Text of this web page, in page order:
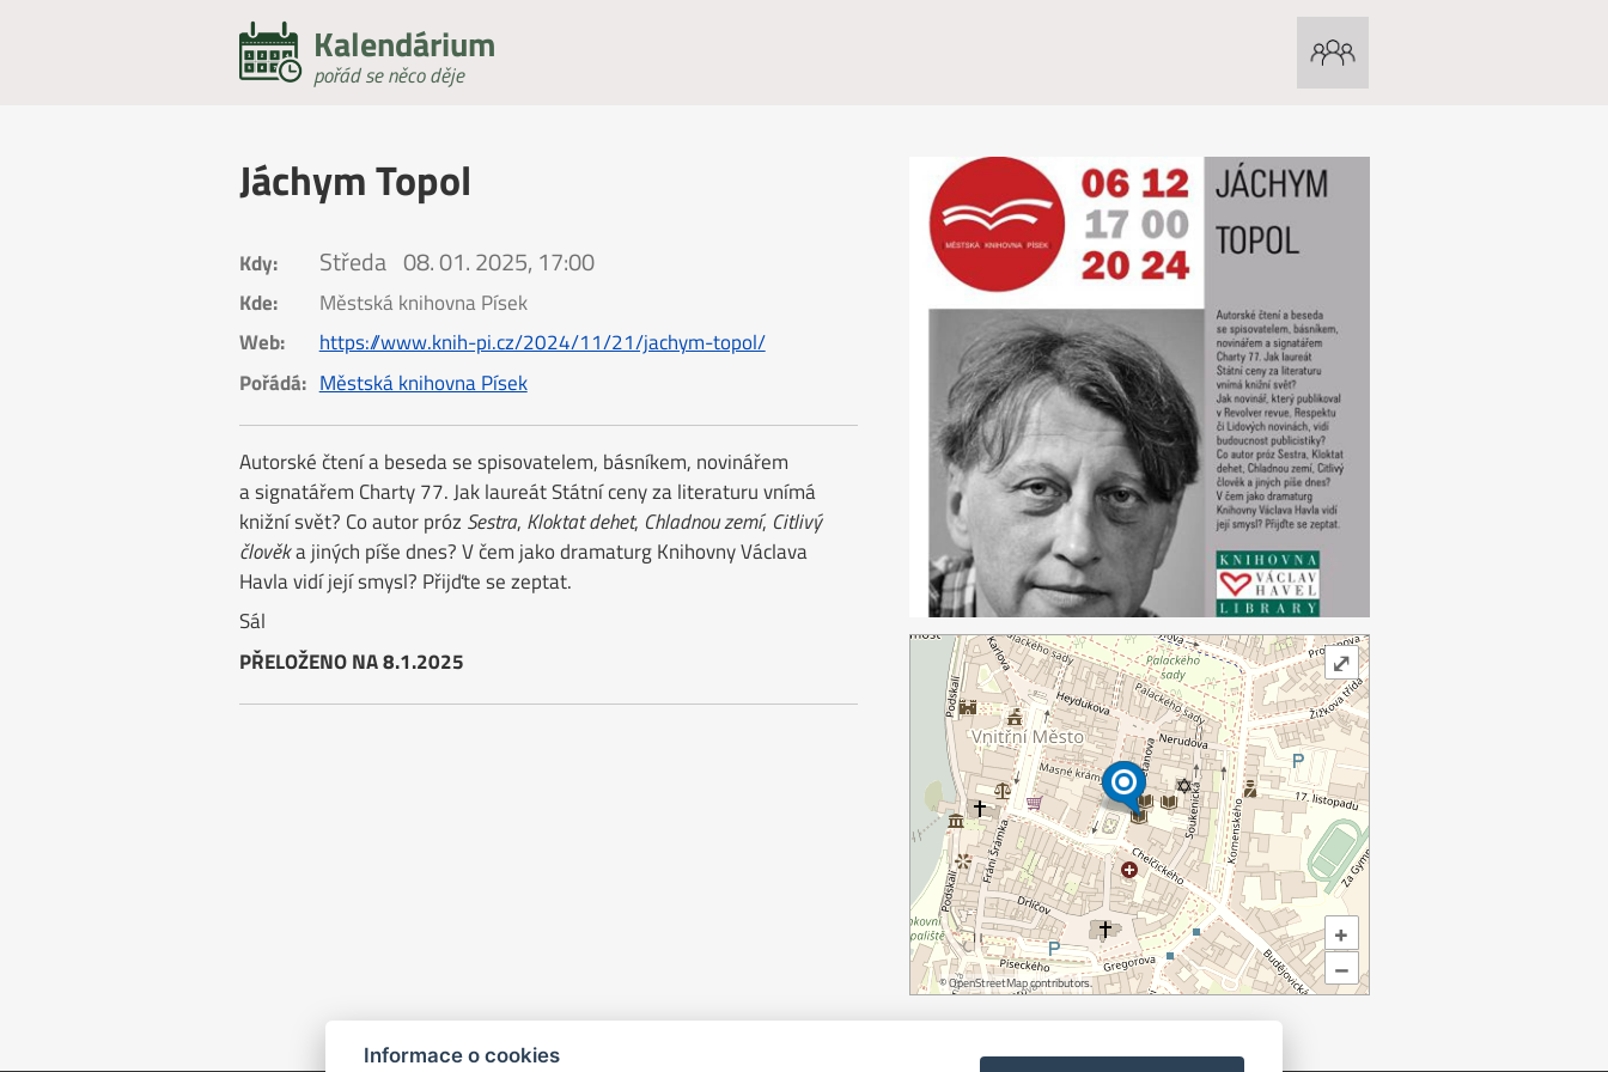
Kalendárium
pořád se něco děje
Jáchym Topol
Kdy: Středa 08. 01. 2025, 17:00
Kde:
Městská knihovna Písek
Web:
https://www.knih-pi.cz/2024/11/21/jachym-topol/
Pořádá: Městská knihovna Písek
Autorské čtení a beseda se spisovatelem, básníkem, novinářem
a signatářem Charty 77. Jak laureát Státní ceny za literaturu vnímá
knižní svět? Co autor próz Sestra, Kloktat dehet, Chladnou zemí, Citlivý
člověka jiných píše dnes? V čem jako dramaturg Knihovny Václava
Havla vidí její smysl? Přijďte se zeptat.
Sál
PŘELOŽENO NA 8.1.2025
+
–
©OpenStreetMapcontributors.
⤢
Informace o cookies